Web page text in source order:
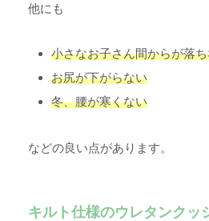
他にも
小さなお子さん間からが落
お尻が下がらない
冬、腰が寒くない
などの良い点があります。
キルト仕様のウレタンクッ